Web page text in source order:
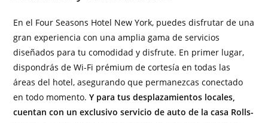
En el Four Seasons Hotel New York, puedes disfrutar de una
gran experiencia con una amplia gama de servicios
diseñados para tu comodidad y disfrute. En primer lugar,
dispondrás de Wi-Fi prémium de cortesía en todas las
áreas del hotel, asegurando que permanezcas conectado
en todo momento.Y para tus desplazamientos locales,
cuentan con un exclusivo servicio de auto de la casa Rolls-